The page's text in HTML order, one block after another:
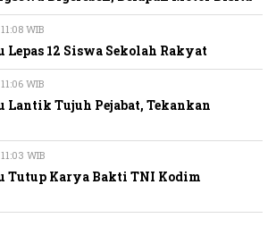
WIB
12 Siswa Sekolah Rakyat
WIB
Lantik Tujuh Pejabat, Tekankan
WIB
Tutup Karya Bakti TNI Kodim